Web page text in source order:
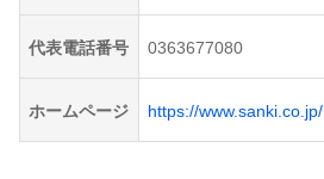
代表電話番号 0363677080
ホームページ https://www.sanki.co.jp/